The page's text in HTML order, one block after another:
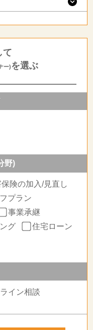
て
ー) を選ぶ
野)
険の加入/見直し
プラン
事業承継
グ
住宅ローン
イン相談